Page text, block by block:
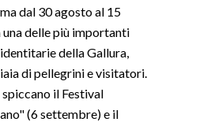
dal 30 agosto al 15
delle più importanti
della Gallura,
di pellegrini e visitatori.
il Festival
(6 settembre) e il